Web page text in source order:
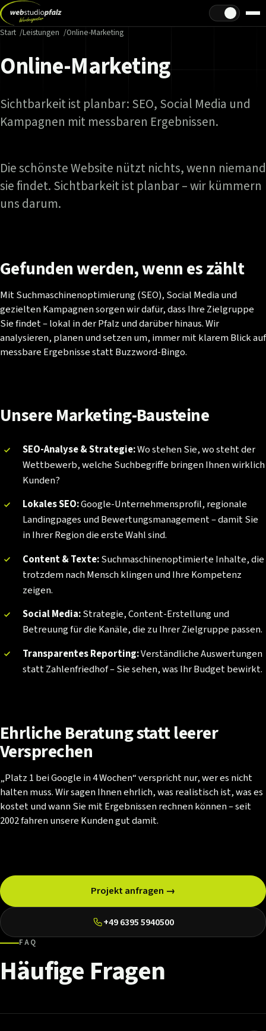
Hell/Dunkel
Start Leistungen Online-Marketing
Online-Marketing
Sichtbarkeit ist planbar: SEO, Social Media und
Kampagnen mit messbaren Ergebnissen.
Die schönste Website nützt nichts, wenn niemand
sie findet. Sichtbarkeit ist planbar – wir kümmern
uns darum.
Gefundenwerden,wenneszählt
Mit Suchmaschinenoptimierung (SEO), Social Media und
gezielten Kampagnen sorgen wir dafür, dass Ihre Zielgruppe
Sie findet – lokal in der Pfalz und darüber hinaus. Wir
analysieren, planen und setzen um, immer mit klarem Blick auf
messbare Ergebnisse statt Buzzword-Bingo.
UnsereMarketing-Bausteine
SEO-Analyse & Strategie:Wo stehen Sie, wo steht der
Wettbewerb, welche Suchbegriffe bringen Ihnen wirklich
Kunden?
Lokales SEO:Google-Unternehmensprofil, regionale
Landingpages und Bewertungsmanagement – damit Sie
in Ihrer Region die erste Wahl sind.
Content & Texte:Suchmaschinenoptimierte Inhalte, die
trotzdem nach Mensch klingen und Ihre Kompetenz
zeigen.
Social Media:Strategie, Content-Erstellung und
Betreuung für die Kanäle, die zu Ihrer Zielgruppe passen.
Transparentes Reporting:Verständliche Auswertungen
statt Zahlenfriedhof – Sie sehen, was Ihr Budget bewirkt.
EhrlicheBeratungstattleerer
Versprechen
„Platz 1 bei Google in 4 Wochen“ verspricht nur, wer es nicht
halten muss. Wir sagen Ihnen ehrlich, was realistisch ist, was es
kostet und wann Sie mit Ergebnissen rechnen können – seit
2002 fahren unsere Kunden gut damit.
Projekt anfragen →
+49 6395 5940500
FAQ
Häufige Fragen